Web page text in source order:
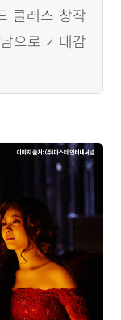
클래스 창작
으로 기대감